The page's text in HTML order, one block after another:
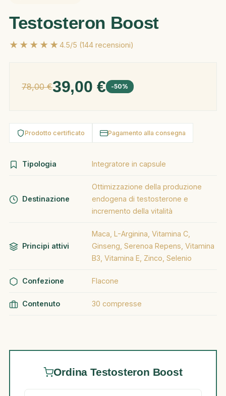
Testosteron Boost
★★★★★4.5/5 (144 recensioni)
78,00 €39,00 € -50%
Prodotto certificato Pagamento alla consegna
Tipologia Integratore in capsule
Destinazione
Ottimizzazione della produzione
endogena di testosterone e
incremento della vitalità
Principi attivi
Maca, L-Arginina, Vitamina C,
Ginseng, Serenoa Repens, Vitamina
B3, Vitamina E, Zinco, Selenio
Confezione Flacone
Contenuto 30 compresse
Ordina Testosteron Boost